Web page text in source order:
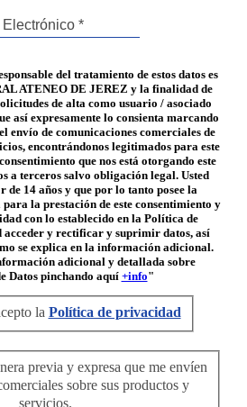
del tratamiento de estos datos es
ATENEO DE JEREZ y la finalidad de
de alta como usuario / asociado
así expresamente lo consienta marcando
envío de comunicaciones comerciales de
encontrándonos legitimados para este
que nos está otorgando este
a terceros salvo obligación legal. Usted
de 14 años y que por lo tanto posee la
la prestación de este consentimiento y
con lo establecido en la Política de
acceder y rectificar y suprimir datos, así
se explica en la información adicional.
adicional y detallada sobre
Datos pinchando aquí +info"
la Política de privacidad
previa y expresa que me envíen
sobre sus productos y
servicios.